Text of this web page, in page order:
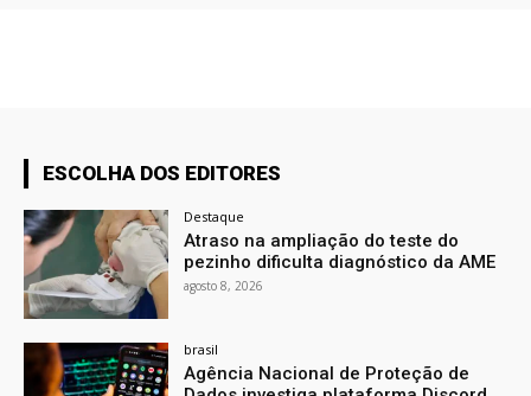
ESCOLHA DOS EDITORES
Destaque
Atraso na ampliação do teste do
pezinho dificulta diagnóstico da AME
agosto 8, 2026
brasil
Agência Nacional de Proteção de